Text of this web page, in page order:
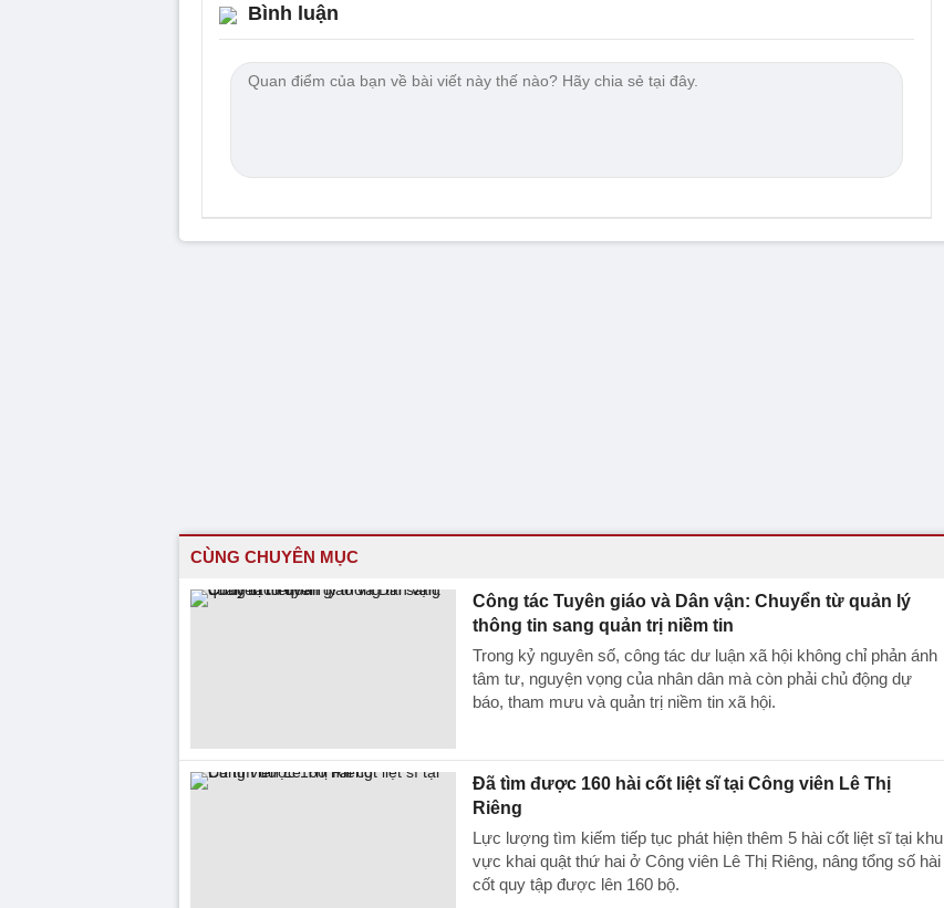
Bình luận
CÙNG CHUYÊN MỤC
Công tác Tuyên giáo và Dân vận: Chuyển từ quản lý
thông tin sang quản trị niềm tin
Trong kỷ nguyên số, công tác dư luận xã hội không chỉ phản ánh
tâm tư, nguyện vọng của nhân dân mà còn phải chủ động dự
báo, tham mưu và quản trị niềm tin xã hội.
Đã tìm được 160 hài cốt liệt sĩ tại Công viên Lê Thị
Riêng
Lực lượng tìm kiếm tiếp tục phát hiện thêm 5 hài cốt liệt sĩ tại khu
vực khai quật thứ hai ở Công viên Lê Thị Riêng, nâng tổng số hài
cốt quy tập được lên 160 bộ.